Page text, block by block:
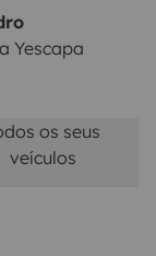
Yescapa
os seus
veículos